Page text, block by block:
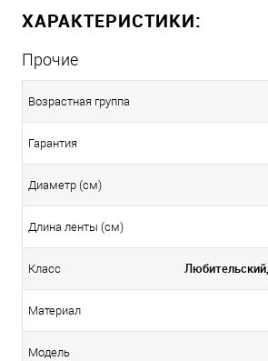
ХАРАКТЕРИСТИКИ:
Прочие
Возрастная группа
Гарантия
Диаметр (см)
Длина ленты (см)
Класс
Материал
Модель